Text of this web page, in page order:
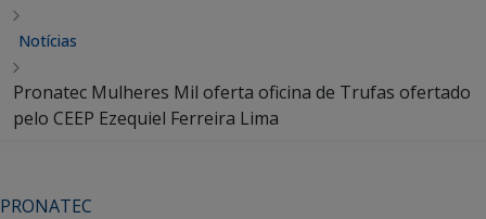
Notícias
Pronatec Mulheres Mil oferta oficina de Trufas ofertado
pelo CEEP Ezequiel Ferreira Lima
PRONATEC